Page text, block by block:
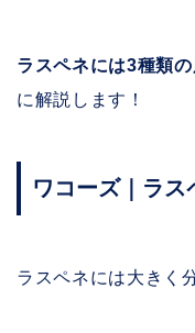
ラスペネには3種類の
に解説します！
ワコーズ｜ラス
ラスペネには大きく